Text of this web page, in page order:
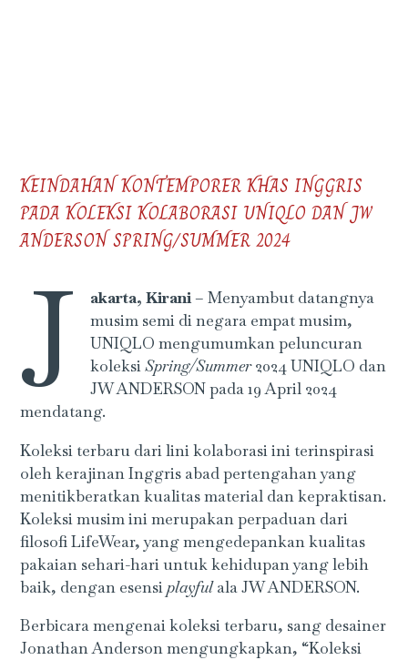
KEINDAHAN KONTEMPORER KHAS INGGRIS
PADA KOLEKSI KOLABORASI UNIQLO DAN JW
ANDERSON SPRING/SUMMER 2024
J akarta, Kirani– Menyambut datangnya
musim semi di negara empat musim,
UNIQLO mengumumkan peluncuran
koleksiSpring/Summer2024 UNIQLO dan
JW ANDERSON pada 19 April 2024
mendatang.
Koleksi terbaru dari lini kolaborasi ini terinspirasi
oleh kerajinan Inggris abad pertengahan yang
menitikberatkan kualitas material dan kepraktisan.
Koleksi musim ini merupakan perpaduan dari
filosofi LifeWear, yang mengedepankan kualitas
pakaian sehari-hari untuk kehidupan yang lebih
baik, dengan esensiplayfulala JW ANDERSON.
Berbicara mengenai koleksi terbaru, sang desainer
Jonathan Anderson mengungkapkan, “Koleksi